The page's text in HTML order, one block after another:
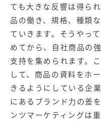
ても大きな反響は得ら
品の働き、規格、種類
ていきます。そうやっ
めてから、自社商品の
支持を集められます。
して、商品の資料をホ
きるようにしている企
にあるブランド力の差
ンツマーケティングは